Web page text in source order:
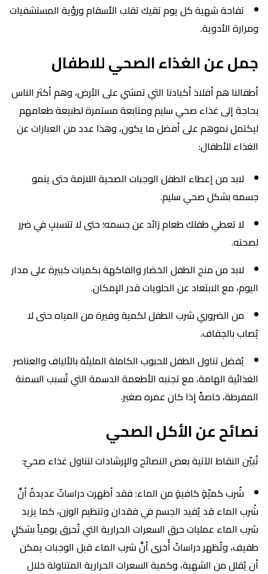
تفاحة شهية كل يوم تقيك تقلب الأسقام ورؤية المستشفيات
ومرارة الأدوية.
جمل عن الغذاء الصحي للاطفال
أطفالنا هم أفلاذ أكبادنا التي تمشي على الأرض، وهم أكثر الناس
بحاجة إلى غذاء صحي سليم ومتابعة مستمرة لطبيعة طعامهم
ليكتمل نموهم على أفضل ما يكون، وهذا عدد من العبارات عن
الغذاء للأطفال:
لابد من إعطاء الطفل الوجبات الصحية اللازمة حتى ينمو
جسمه بشكل صحي سليم.
لا تعطي طفلك طعام زائد عن جسمه؛ حتى لا تتسببِ في ضرر
لصحته.
لابد من منح الطفل الخضار والفاكهة بكميات كبيرة على مدار
اليوم، مع الابتعاد عن الحلويات قدر الإمكان.
من الضروري شرب الطفل لكمية وفيرة من المياه حتى لا
يُصاب بالجفاف.
يُفضل تناول الطفل للحبوب الكاملة المليئة بالألياف والعناصر
الغذائية الهامة، مع تجنبه الأطعمة الدسمة التي تُسبب السمنة
المفرطة، خاصةً إذا كان عمره صغير.
نصائح عن الأكل الصحي
تُبيّن النقاط الآتية بعض النصائح والإرشادات لتناول غذاء صحيّ:
شُرب كميّةٍ كافيةٍ من الماء: فقد أظهرت دراساتٌ عديدةٌ أنَّ
شُرب الماء قد يُفيد الجسم في فقدان وتنظيم الوزن، كما يزيد
شرب الماء عمليات حرق السعرات الحرارية التي تُحرق يومياً بشكلٍ
طفيف، وتُظهر دراساتٌ أُخرى أنَّ شرب الماء قبل الوجبات يمكن
أن يُقلل من الشهية، وكمية السعرات الحرارية المتناولة خلال